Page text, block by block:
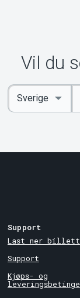
Vil du
Angi
nøkkelord
Select
Country
Support
Last ner billett
Support
Kjøps- og